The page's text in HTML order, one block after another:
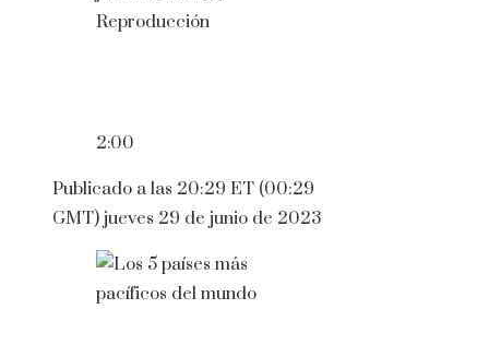
Reproducción
2:00
Publicado a las 20:29 ET (00:29
GMT) jueves 29 de junio de 2023